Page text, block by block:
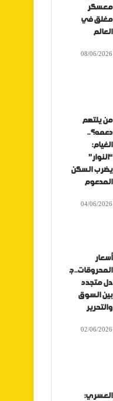
معسكر
مغلق في
العالم
08/06/2026
من يلتهم
دعمه؟..
الغيام:
“النوار”
يضرب السكن
المدعوم
04/06/2026
أسعار
المحروقات..ج
دل متجدد
بين السوق
والتحرير
02/06/2026
العسري: